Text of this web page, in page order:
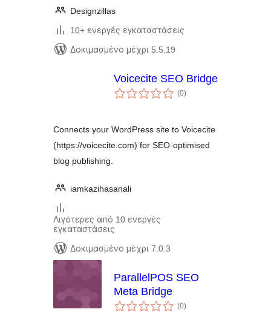
Designzillas
10+ ενεργές εγκαταστάσεις
Δοκιμασμένο μέχρι 5.5.19
Voicecite SEO Bridge
(0αξιολογήσεις
σύνολο
)
Connects your WordPress site to Voicecite
(https://voicecite.com) for SEO-optimised
blog publishing.
iamkazihasanali
Λιγότερες από 10 ενεργές
εγκαταστάσεις
Δοκιμασμένο μέχρι 7.0.3
ParallelPOS SEO
Meta Bridge
(0αξιολογήσεις
σύνολο
)